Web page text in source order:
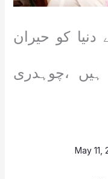
کو حیران
ہیں ،چوہدری
May 11,